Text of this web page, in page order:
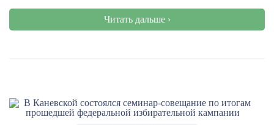
Читать дальше ›